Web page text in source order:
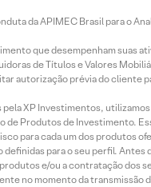
da APIMEC Brasil para o
que desempenham suas
de Títulos e Valores
autorização prévia do cliente
XP Investimentos,
de Produtos de Investimento.
para cada um dos produtos
para o seu perfil.
e/ou a contratação dos
no momento da transmissão